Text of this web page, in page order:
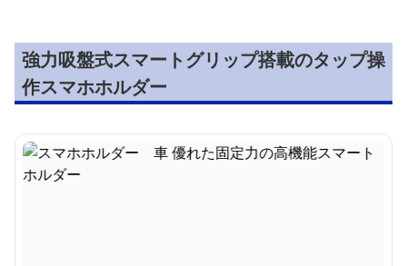
強力吸盤式スマートグリップ搭載のタップ操
作スマホホルダー